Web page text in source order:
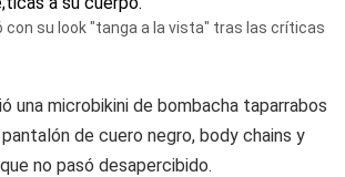
con su look "tanga a la vista" tras las críticas
una microbikini de bombacha taparrabos
de cuero negro, body chains y
no pasó desapercibido.